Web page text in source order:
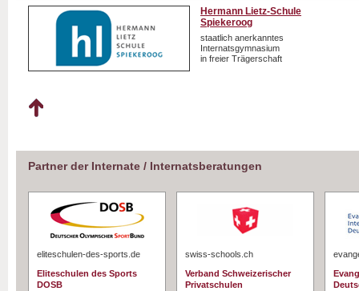
Hermann Lietz-Schule
Spiekeroog
staatlich anerkanntes
Internatsgymnasium
in freier Trägerschaft
Partner der Internate / Internatsberatungen
eliteschulen-des-sports.de
Eliteschulen des Sports
DOSB
swiss-schools.ch
Verband Schweizerischer
Privatschulen